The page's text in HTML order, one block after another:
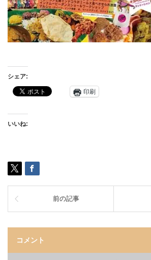
シェア:
印刷
いいね:
前の記事
コメント